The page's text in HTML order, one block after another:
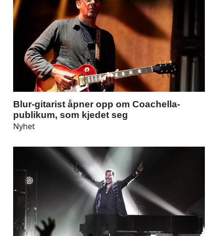
Blur-gitarist åpner opp om Coachella-
publikum, som kjedet seg
Nyhet